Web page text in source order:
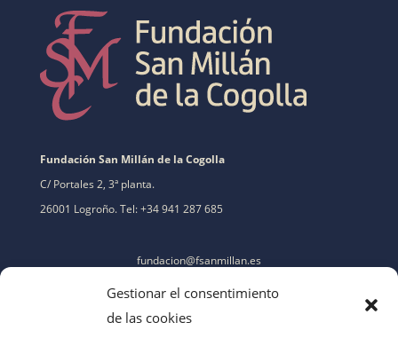
Gestionar el consentimiento
de las cookies
Fundación San Millán de la Cogolla
C/ Portales 2, 3ª planta.
26001 Logroño. Tel: +34 941 287 685
fundacion@fsanmillan.es